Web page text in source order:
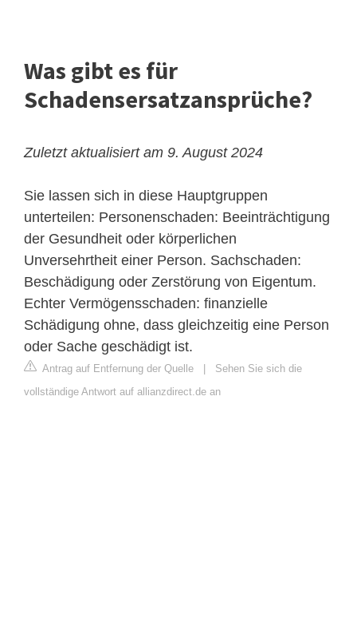
Was gibt es für
Schadensersatzansprüche?
Zuletzt aktualisiert am 9. August 2024
Sie lassen sich in diese Hauptgruppen
unterteilen: Personenschaden: Beeinträchtigung
der Gesundheit oder körperlichen
Unversehrtheit einer Person. Sachschaden:
Beschädigung oder Zerstörung von Eigentum.
Echter Vermögensschaden: finanzielle
Schädigung ohne, dass gleichzeitig eine Person
oder Sache geschädigt ist.
Antrag auf Entfernung der Quelle
Sehen Sie sich die
vollständige Antwort auf allianzdirect.de an